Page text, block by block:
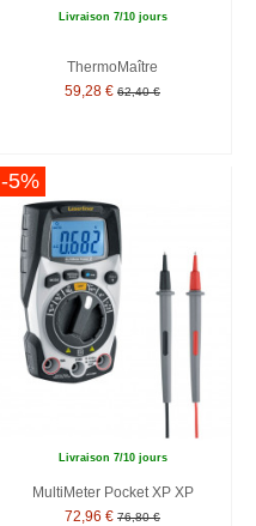
Livraison 7/10 jours
ThermoMaître
59,28 € 62,40 €
-5%
Livraison 7/10 jours
MultiMeter Pocket XP XP
72,96 € 76,80 €